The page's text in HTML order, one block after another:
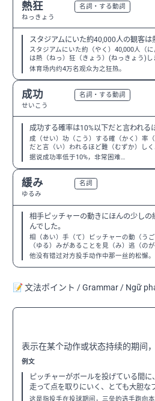
熱狂
ねっきょう
名詞・する動詞
スタジアムにいた約40,000人の観客は
スタジアムにいた約（やく）40,000人（
は熱（ねっ）狂（きょう）(ねっきょう)し
体育场内约4万名观众为之狂热。
成功
せいこう
名詞・する動詞
成功する確率は10%以下だと言われる
成（せい）功（こう）する確（かく）率
だと言（い）われるほど難（むずか）し
据说成功率低于10%，非常困难…
緩み
ゆるみ
名詞
相手ピッチャーの動きにほんの少し
んでした。
相（あい）手（て）ピッチャーの動（う
（ゆる）みがあることを見（み）逃（の
他没有错过对方投手动作中那一丝的松懈。
📝 文法ポイント / Grammar / Ngữ
表示在某个动作或状态持续的期间
例文
ピッチャーがボールを投げている間
走って点を取りにいく、とても大胆な
这是指投手在投球期间，三垒的选手跑向